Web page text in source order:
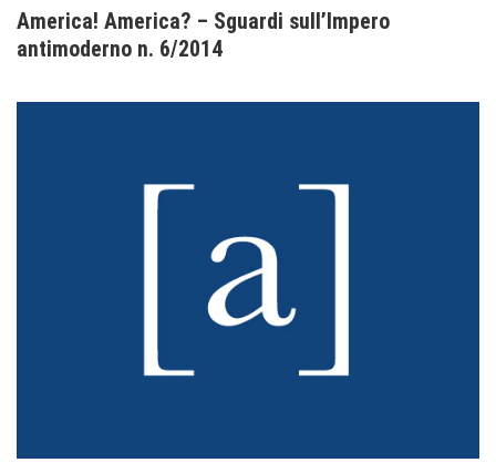
America! America? – Sguardi sull’Impero
antimoderno n. 6/2014